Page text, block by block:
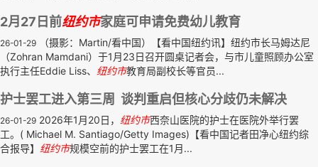
2月27日前纽约市家庭可申请免费幼儿教育
26-01-29 （摄影：Martin/看中国）【看中国纽约讯】纽约市长马姆达尼
（Zohran Mamdani）于1月23日召开圆桌记者会，与市儿童照顾办公室
执行主任Eddie Liss、 纽约市教育局副校长等官员...
护士罢工进入第三周 谈判重启但核心分歧仍未解决
26-01-29 2026年1月20日， 纽约市西奈山医院的护士在医院外举行罢
工。( Michael M. Santiago/Getty Images)【看中国记者田净心纽约综
合报导】 纽约市规模空前的护士罢工在1月...